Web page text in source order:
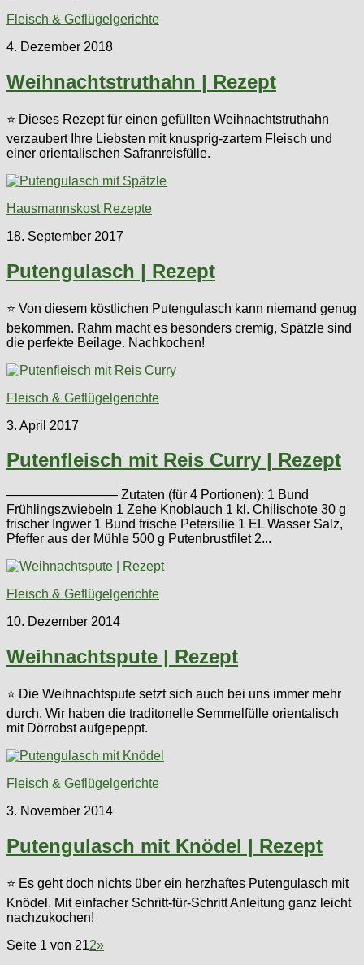
Fleisch & Geflügelgerichte
4. Dezember 2018
Weihnachtstruthahn | Rezept
⭐ Dieses Rezept für einen gefüllten Weihnachtstruthahn
verzaubert Ihre Liebsten mit knusprig-zartem Fleisch und
einer orientalischen Safranreisfülle.
Hausmannskost Rezepte
18. September 2017
Putengulasch | Rezept
⭐ Von diesem köstlichen Putengulasch kann niemand genug
bekommen. Rahm macht es besonders cremig, Spätzle sind
die perfekte Beilage. Nachkochen!
Fleisch & Geflügelgerichte
3. April 2017
Putenfleisch mit Reis Curry | Rezept
————————– Zutaten (für 4 Portionen): 1 Bund
Frühlingszwiebeln 1 Zehe Knoblauch 1 kl. Chilischote 30 g
frischer Ingwer 1 Bund frische Petersilie 1 EL Wasser Salz,
Pfeffer aus der Mühle 500 g Putenbrustfilet 2...
Fleisch & Geflügelgerichte
10. Dezember 2014
Weihnachtspute | Rezept
⭐ Die Weihnachtspute setzt sich auch bei uns immer mehr
durch. Wir haben die traditonelle Semmelfülle orientalisch
mit Dörrobst aufgepeppt.
Fleisch & Geflügelgerichte
3. November 2014
Putengulasch mit Knödel | Rezept
⭐ Es geht doch nichts über ein herzhaftes Putengulasch mit
Knödel. Mit einfacher Schritt-für-Schritt Anleitung ganz leicht
nachzukochen!
Seite 1 von 212»